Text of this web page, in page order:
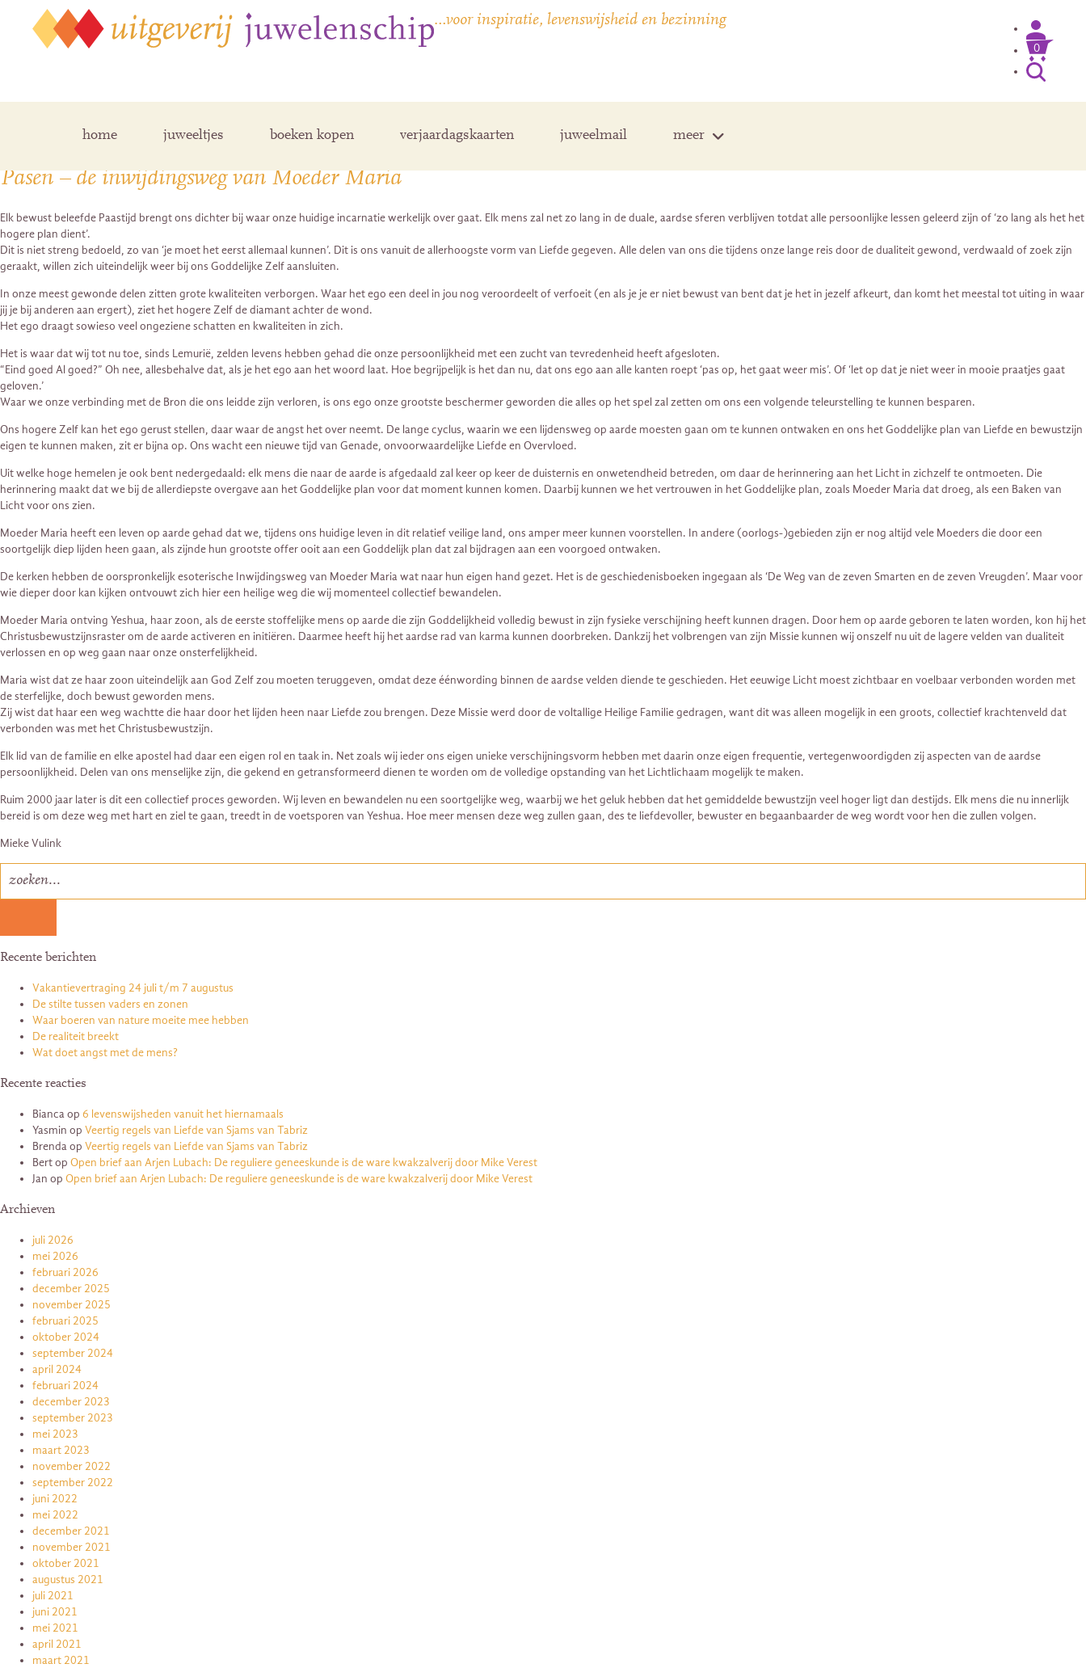
…voor inspiratie, levenswijsheid en bezinning
0
home juweeltjes boeken kopen verjaardagskaarten juweelmail meer
Posts Tagged ‘pasen’
Pasen – de inwijdingsweg van Moeder Maria
Elk bewust beleefde Paastijd brengt ons dichter bij waar onze huidige incarnatie werkelijk over gaat. Elk mens zal net zo lang in de duale, aardse sferen verblijven totdat alle persoonlijke lessen geleerd zijn of ‘zo lang als het het
hogere plan dient’.
Dit is niet streng bedoeld, zo van ‘je moet het eerst allemaal kunnen’. Dit is ons vanuit de allerhoogste vorm van Liefde gegeven. Alle delen van ons die tijdens onze lange reis door de dualiteit gewond, verdwaald of zoek zijn
geraakt, willen zich uiteindelijk weer bij ons Goddelijke Zelf aansluiten.
In onze meest gewonde delen zitten grote kwaliteiten verborgen. Waar het ego een deel in jou nog veroordeelt of verfoeit (en als je je er niet bewust van bent dat je het in jezelf afkeurt, dan komt het meestal tot uiting in waar
jij je bij anderen aan ergert), ziet het hogere Zelf de diamant achter de wond.
Het ego draagt sowieso veel ongeziene schatten en kwaliteiten in zich.
Het is waar dat wij tot nu toe, sinds Lemurië, zelden levens hebben gehad die onze persoonlijkheid met een zucht van tevredenheid heeft afgesloten.
“Eind goed Al goed?” Oh nee, allesbehalve dat, als je het ego aan het woord laat. Hoe begrijpelijk is het dan nu, dat ons ego aan alle kanten roept ‘pas op, het gaat weer mis’. Of ‘let op dat je niet weer in mooie praatjes gaat
geloven.’
Waar we onze verbinding met de Bron die ons leidde zijn verloren, is ons ego onze grootste beschermer geworden die alles op het spel zal zetten om ons een volgende teleurstelling te kunnen besparen.
Ons hogere Zelf kan het ego gerust stellen, daar waar de angst het over neemt. De lange cyclus, waarin we een lijdensweg op aarde moesten gaan om te kunnen ontwaken en ons het Goddelijke plan van Liefde en bewustzijn
eigen te kunnen maken, zit er bijna op. Ons wacht een nieuwe tijd van Genade, onvoorwaardelijke Liefde en Overvloed.
Uit welke hoge hemelen je ook bent nedergedaald: elk mens die naar de aarde is afgedaald zal keer op keer de duisternis en onwetendheid betreden, om daar de herinnering aan het Licht in zichzelf te ontmoeten. Die
herinnering maakt dat we bij de allerdiepste overgave aan het Goddelijke plan voor dat moment kunnen komen. Daarbij kunnen we het vertrouwen in het Goddelijke plan, zoals Moeder Maria dat droeg, als een Baken van
Licht voor ons zien.
Moeder Maria heeft een leven op aarde gehad dat we, tijdens ons huidige leven in dit relatief veilige land, ons amper meer kunnen voorstellen. In andere (oorlogs-)gebieden zijn er nog altijd vele Moeders die door een
soortgelijk diep lijden heen gaan, als zijnde hun grootste offer ooit aan een Goddelijk plan dat zal bijdragen aan een voorgoed ontwaken.
De kerken hebben de oorspronkelijk esoterische Inwijdingsweg van Moeder Maria wat naar hun eigen hand gezet. Het is de geschiedenisboeken ingegaan als ‘De Weg van de zeven Smarten en de zeven Vreugden’. Maar voor
wie dieper door kan kijken ontvouwt zich hier een heilige weg die wij momenteel collectief bewandelen.
Moeder Maria ontving Yeshua, haar zoon, als de eerste stoffelijke mens op aarde die zijn Goddelijkheid volledig bewust in zijn fysieke verschijning heeft kunnen dragen. Door hem op aarde geboren te laten worden, kon hij het
Christusbewustzijnsraster om de aarde activeren en initiëren. Daarmee heeft hij het aardse rad van karma kunnen doorbreken. Dankzij het volbrengen van zijn Missie kunnen wij onszelf nu uit de lagere velden van dualiteit
verlossen en op weg gaan naar onze onsterfelijkheid.
Maria wist dat ze haar zoon uiteindelijk aan God Zelf zou moeten teruggeven, omdat deze éénwording binnen de aardse velden diende te geschieden. Het eeuwige Licht moest zichtbaar en voelbaar verbonden worden met
de sterfelijke, doch bewust geworden mens.
Zij wist dat haar een weg wachtte die haar door het lijden heen naar Liefde zou brengen. Deze Missie werd door de voltallige Heilige Familie gedragen, want dit was alleen mogelijk in een groots, collectief krachtenveld dat
verbonden was met het Christusbewustzijn.
Elk lid van de familie en elke apostel had daar een eigen rol en taak in. Net zoals wij ieder ons eigen unieke verschijningsvorm hebben met daarin onze eigen frequentie, vertegenwoordigden zij aspecten van de aardse
persoonlijkheid. Delen van ons menselijke zijn, die gekend en getransformeerd dienen te worden om de volledige opstanding van het Lichtlichaam mogelijk te maken.
Ruim 2000 jaar later is dit een collectief proces geworden. Wij leven en bewandelen nu een soortgelijke weg, waarbij we het geluk hebben dat het gemiddelde bewustzijn veel hoger ligt dan destijds. Elk mens die nu innerlijk
bereid is om deze weg met hart en ziel te gaan, treedt in de voetsporen van Yeshua. Hoe meer mensen deze weg zullen gaan, des te liefdevoller, bewuster en begaanbaarder de weg wordt voor hen die zullen volgen.
Mieke Vulink
Recente berichten
Vakantievertraging 24 juli t/m 7 augustus
De stilte tussen vaders en zonen
Waar boeren van nature moeite mee hebben
De realiteit breekt
Wat doet angst met de mens?
Recente reacties
Biancaop 6 levenswijsheden vanuit het hiernamaals
Yasmin op Veertig regels van Liefde van Sjams van Tabriz
Brendaop Veertig regels van Liefde van Sjams van Tabriz
Bertop Open brief aan Arjen Lubach: De reguliere geneeskunde is de ware kwakzalverij door Mike Verest
Jan op Open brief aan Arjen Lubach: De reguliere geneeskunde is de ware kwakzalverij door Mike Verest
Archieven
juli 2026
mei 2026
februari 2026
december 2025
november 2025
februari 2025
oktober 2024
september 2024
april 2024
februari 2024
december 2023
september 2023
mei 2023
maart 2023
november 2022
september 2022
juni 2022
mei 2022
december 2021
november 2021
oktober 2021
augustus 2021
juli 2021
juni 2021
mei 2021
april 2021
maart 2021